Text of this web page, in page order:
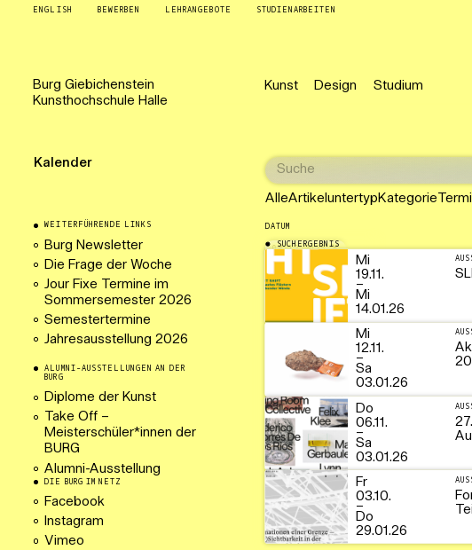
ENGLISH BEWERBEN LEHRANGEBOTE STUDIENARBEITEN
Burg Giebichenstein
Kunsthochschule Halle
Kunst Design Studium
AlleArtikeluntertyp Kategorie
DATUM
08.12.2025
SUCHERGEBNIS
Mi
19.11.
–
Mi
14.01.26
Mi
12.11.
–
Sa
03.01.26
Do
06.11.
–
Sa
03.01.26
Fr
03.10.
–
Do
29.01.26
Kalender
WEITERFÜHRENDE LINKS
Burg Newsletter
Die Frage der Woche
Jour Fixe Termine im
Sommersemester 2026
Semestertermine
Jahresausstellung 2026
ALUMNI-AUSSTELLUNGEN AN DER
BURG
Diplome der Kunst
Take Off –
Meisterschüler*innen der
BURG
Alumni-Ausstellung
DIE BURG IM NETZ
Facebook
Instagram
Vimeo